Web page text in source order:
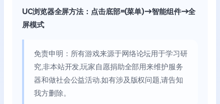
UC浏览器全屏方法：点击底部=(菜单)→智能组件→全
屏模式
免责申明：所有游戏来源于网络论坛用于学习研
究,非本站开发,玩家自愿捐助全部用来维护服务
器和做社会公益活动.如有涉及版权问题,请告知
我方删除。